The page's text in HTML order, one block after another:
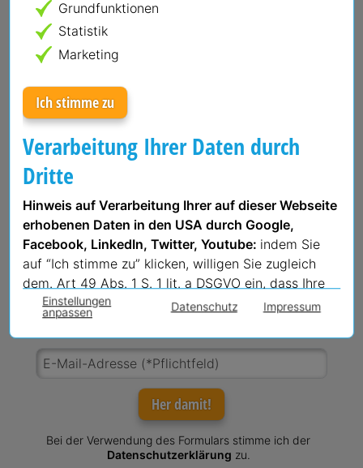
Alle 2 Wochen digitale Denkanstöße,
Impulse und Tipps
für Unter­neh­mer und Füh­rungs­per­sön­lich­kei­ten
Her damit!
Bei der Verwendung des Formulars stimme ich der
Datenschutzerklärung zu.
Grundfunktionen
Statistik
Marketing
Ich stimme zu
Verarbeitung Ihrer Daten durch
Dritte
Hinweis auf Verarbeitung Ihrer auf dieser Webseite
erhobenen Daten in den USA durch Google,
Facebook, LinkedIn, Twitter, Youtube: indem Sie
auf “Ich stimme zu” klicken, willigen Sie zugleich
dem. Art 49 Abs. 1 S. 1 lit. a DSGVO ein, dass Ihre
Daten in den USA verarbeitet werden. Die USA
werden vom europäischen Gerichtshof als ein Land
mit einem nach EU-Standards unzureichendem
Datenschutzniveau eingeschätzt. Es besteht
Behörden, zu Kontroll- und zu
Überwachungszwecken, möglicherweise auch ohne
Rechtsbehelfsmöglichkeiten, verarbeitet werden
können. Wenn Sie die verwendeten Cookies unter
Einstellungen
anpassen
Datenschutz Impressum